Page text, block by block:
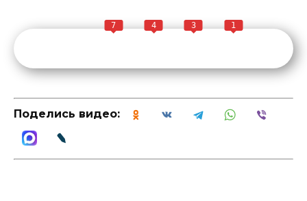
7 4 3 1
Поделись видео: